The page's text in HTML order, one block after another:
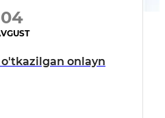
04
onlayn